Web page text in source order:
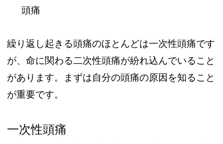
頭痛
繰り返し起きる頭痛のほとんどは一次性頭痛です
が、命に関わる二次性頭痛が紛れ込んでいること
があります。まずは自分の頭痛の原因を知ること
が重要です。
一次性頭痛